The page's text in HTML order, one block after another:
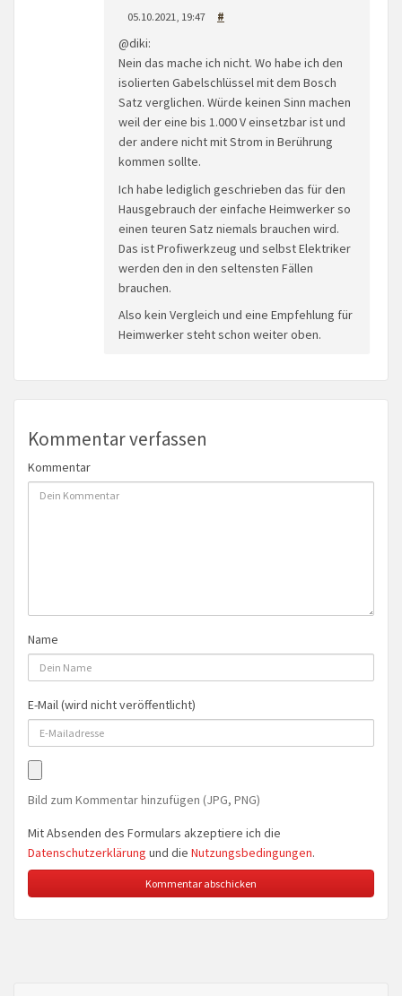
05.10.2021, 19:47 #
@diki:
Nein das mache ich nicht. Wo habe ich den
isolierten Gabelschlüssel mit dem Bosch
Satz verglichen. Würde keinen Sinn machen
weil der eine bis 1.000 V einsetzbar ist und
der andere nicht mit Strom in Berührung
kommen sollte.
Ich habe lediglich geschrieben das für den
Hausgebrauch der einfache Heimwerker so
einen teuren Satz niemals brauchen wird.
Das ist Profiwerkzeug und selbst Elektriker
werden den in den seltensten Fällen
brauchen.
Also kein Vergleich und eine Empfehlung für
Heimwerker steht schon weiter oben.
Kommentar verfassen
Kommentar
Name
E-Mail (wird nicht veröffentlicht)
Bild zum Kommentar hinzufügen (JPG, PNG)
Mit Absenden des Formulars akzeptiere ich die
Datenschutzerklärung und die Nutzungsbedingungen.